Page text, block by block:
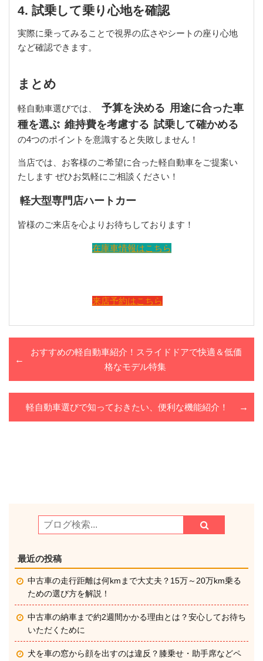
4. 試乗して乗り心地を確認
実際に乗ってみることで視界の広さやシートの座り心地
など確認できます。
まとめ
軽自動車選びでは、 予算を決める 用途に合った車
種を選ぶ 維持費を考慮する 試乗して確かめる
の4つのポイントを意識すると失敗しません！
当店では、お客様のご希望に合った軽自動車をご提案い
たします ぜひお気軽にご相談ください！
軽大型専門店ハートカー
皆様のご来店を心よりお待ちしております！
在庫車情報はこちら
来店予約はこちら
おすすめの軽自動車紹介！スライドドアで快適＆低価
格なモデル特集
軽自動車選びで知っておきたい、便利な機能紹介！
最近の投稿
中古車の走行距離は何kmまで大丈夫？15万～20万km乗る
ための選び方を解説！
中古車の納車まで約2週間かかる理由とは？安心してお待ち
いただくために
犬を車の窓から顔を出すのは違反？膝乗せ・助手席などペ